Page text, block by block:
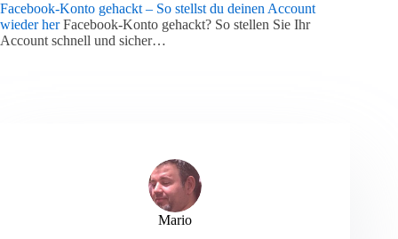
Facebook-Konto gehackt – So stellst du deinen Account
wieder herFacebook-Konto gehackt? So stellen Sie Ihr
Account schnell und sicher…
Mario